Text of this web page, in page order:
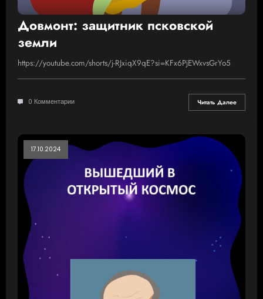
Довмонт: защитник псковской
земли
https://youtube.com/shorts/j-RJxiqX9qE?si=KFx6PjEWxvsGrYo5
0 Комментарии Читать Далее
17.10.2024